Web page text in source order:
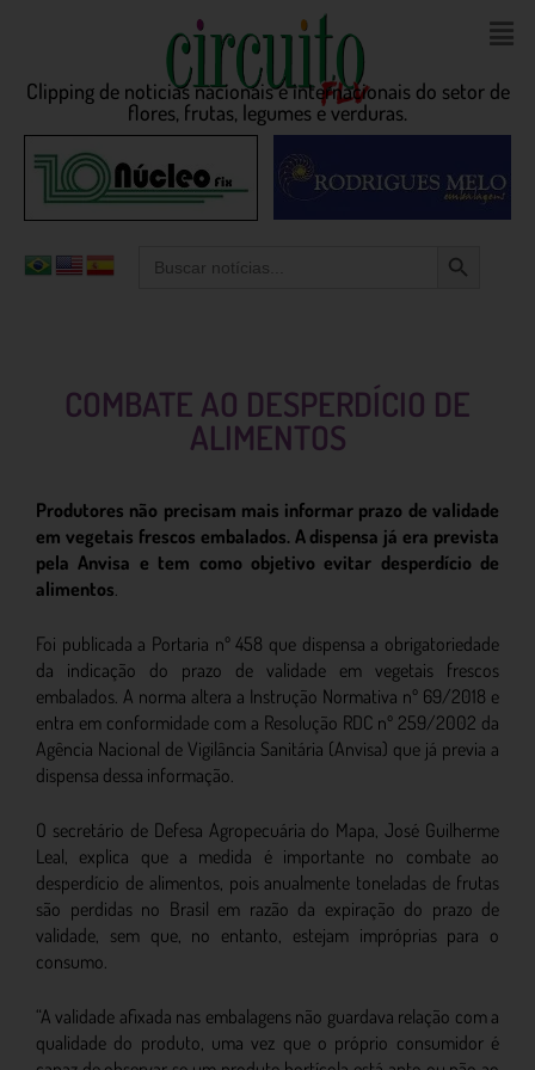
Clipping de noticias nacionais e internacionais do setor de
flores, frutas, legumes e verduras.
for:
COMBATE AO DESPERDÍCIO DE
ALIMENTOS
Produtores não precisam mais informar prazo de validade
em vegetais frescos embalados. A dispensa já era prevista
pela Anvisa e tem como objetivo evitar desperdício de
alimentos.
Foi publicada a Portaria nº 458 que dispensa a obrigatoriedade
da indicação do prazo de validade em vegetais frescos
embalados. A norma altera a Instrução Normativa nº 69/2018 e
entra em conformidade com a Resolução RDC nº 259/2002 da
Agência Nacional de Vigilância Sanitária (Anvisa) que já previa a
dispensa dessa informação.
O secretário de Defesa Agropecuária do Mapa, José Guilherme
Leal, explica que a medida é importante no combate ao
desperdício de alimentos, pois anualmente toneladas de frutas
são perdidas no Brasil em razão da expiração do prazo de
validade, sem que, no entanto, estejam impróprias para o
consumo.
“A validade afixada nas embalagens não guardava relação com a
qualidade do produto, uma vez que o próprio consumidor é